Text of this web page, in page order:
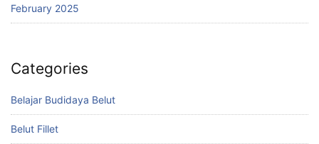
February 2025
Categories
Belajar Budidaya Belut
Belut Fillet